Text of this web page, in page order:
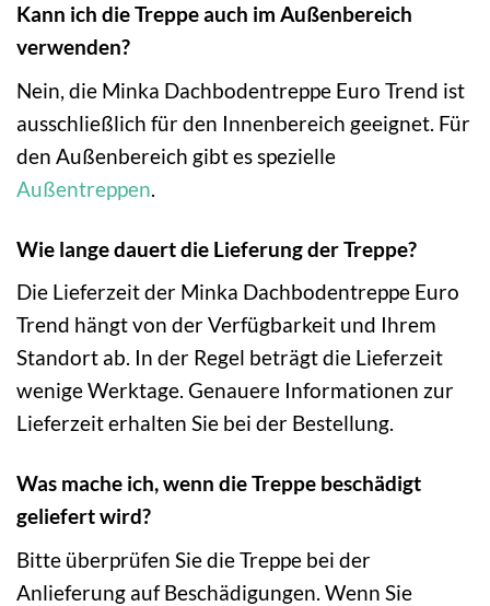
Kann ich die Treppe auch im Außenbereich
verwenden?
Nein, die Minka Dachbodentreppe Euro Trend ist
ausschließlich für den Innenbereich geeignet. Für
den Außenbereich gibt es spezielle
Außentreppen.
Wie lange dauert die Lieferung der Treppe?
Die Lieferzeit der Minka Dachbodentreppe Euro
Trend hängt von der Verfügbarkeit und Ihrem
Standort ab. In der Regel beträgt die Lieferzeit
wenige Werktage. Genauere Informationen zur
Lieferzeit erhalten Sie bei der Bestellung.
Was mache ich, wenn die Treppe beschädigt
geliefert wird?
Bitte überprüfen Sie die Treppe bei der
Anlieferung auf Beschädigungen. Wenn Sie